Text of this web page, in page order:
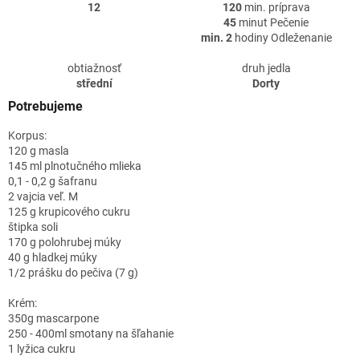
12
120min. príprava
45 minut Pečenie
min. 2hodiny Odleženanie
obtiažnosť
střední
druh jedla
Dorty
Potrebujeme
Korpus:
120 g masla
145 ml plnotučného mlieka
0,1 - 0,2 g šafranu
2 vajcia veľ. M
125 g krupicového cukru
štipka soli
170 g polohrubej múky
40 g hladkej múky
1/2 prášku do pečiva (7 g)
Krém:
350g mascarpone
250 - 400ml smotany na šľahanie
1 lyžica cukru